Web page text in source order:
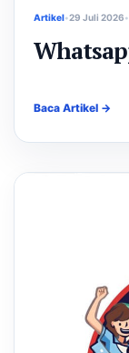
Artikel 29 Juli 2026
Baca Artikel →